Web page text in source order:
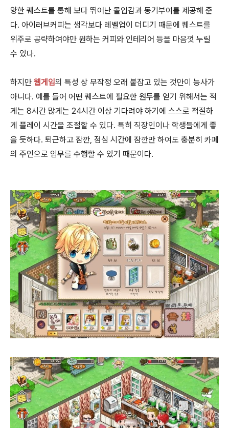
양한 퀘스트를 통해 보다 뛰어난 몰입감과 동기부여를 제공해 준
다. 아이러브커피는 생각보다 레벨업이 더디기 때문에 퀘스트를
위주로 공략하여야만 원하는 커피와 인테리어 등을 마음껏 누릴
수 있다.
하지만 웹게임의 특성 상 무작정 오래 붙잡고 있는 것만이 능사가
아니다. 예를 들어 어떤 퀘스트에 필요한 원두를 얻기 위해서는 적
게는 8시간 많게는 24시간 이상 기다려야 하기에 스스로 적절하
게 플레이 시간을 조절할 수 있다. 특히 직장인이나 학생들에게 좋
을 듯하다. 퇴근하고 잠깐, 점심 시간에 잠깐만 하여도 충분히 카페
의 주인으로 임무를 수행할 수 있기 때문이다.